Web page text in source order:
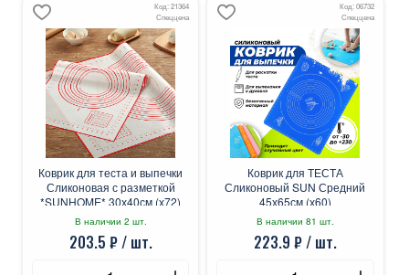
Код: 21364
Спеццена
Коврик для теста и выпечки
Сликоновая с разметкой
*SUNHOME* 30х40см (х72)
В наличии 2 шт.
203.5 ₽ / шт.
Код: 06732
Спеццена
Коврик для ТЕСТА
Сликоновый SUN Средний
45х65см (х60)
В наличии 81 шт.
223.9 ₽ / шт.